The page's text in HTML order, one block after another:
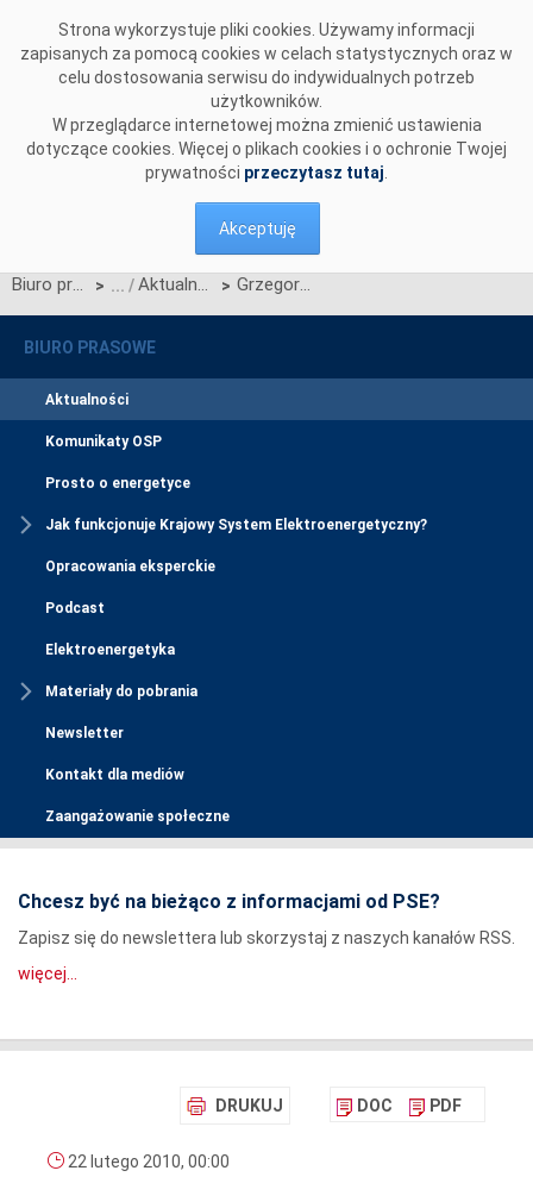
Strona wykorzystuje pliki cookies. Używamy informacji
zapisanych za pomocą cookies w celach statystycznych oraz w
celu dostosowania serwisu do indywidualnych potrzeb
użytkowników.
W przeglądarce internetowej można zmienić ustawienia
dotyczące cookies. Więcej o plikach cookies i o ochronie Twojej
prywatności przeczytasz tutaj
Akceptuję
Biuro prasowe > Aktualności > Grzegorz Błajszczak z PSE Operator otrzymał amerykańską nagrodę Technology Transfer Award
BIURO PRASOWE
Aktualności
Komunikaty OSP
Prosto o energetyce
Jak funkcjonuje Krajowy System Elektroenergetyczny?
Opracowania eksperckie
Podcast
Elektroenergetyka
Materiały do pobrania
Newsletter
Kontakt dla mediów
Zaangażowanie społeczne
Chcesz być na bieżąco z informacjami od PSE?
Zapisz się do newslettera lub skorzystaj z naszych kanałów RSS.
więcej...
DRUKUJ DOC PDF
22 lutego 2010, 00:00